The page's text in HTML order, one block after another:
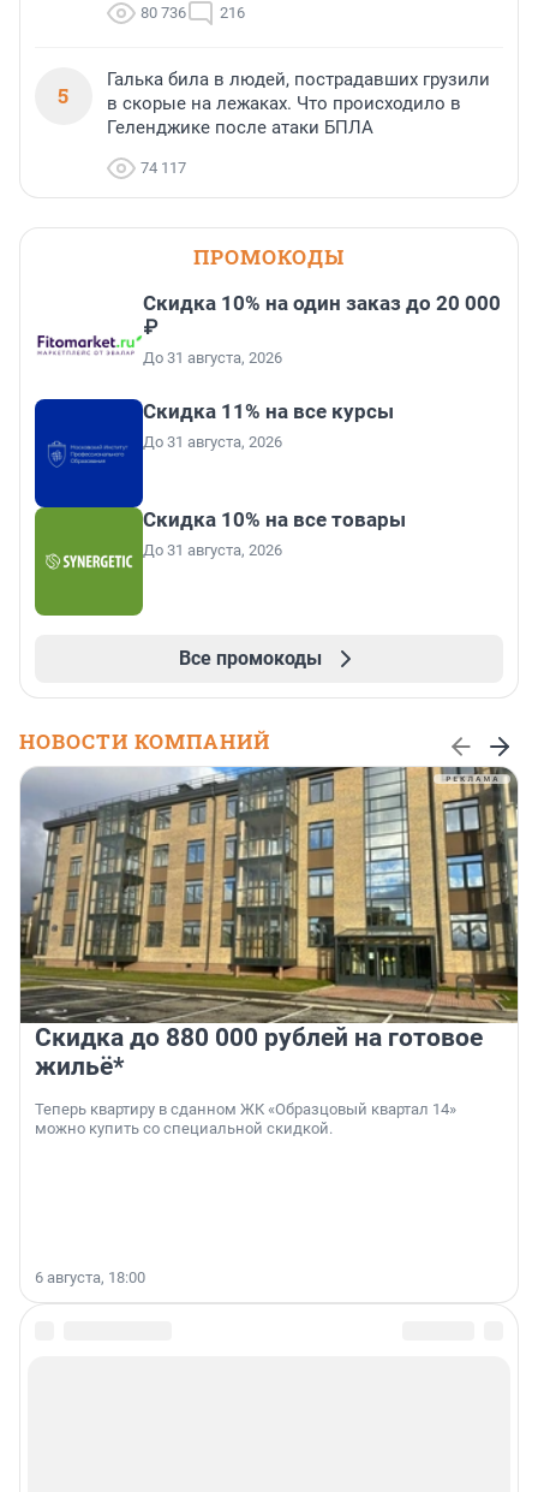
80 736 216
5
Галька била в людей, пострадавших грузили
в скорые на лежаках. Что происходило в
Геленджике после атаки БПЛА
74 117
ПРОМОКОДЫ
Скидка 10% на один заказ до 20 000
₽
До 31 августа, 2026
Скидка 11% на все курсы
До 31 августа, 2026
Скидка 10% на все товары
До 31 августа, 2026
Все промокоды
НОВОСТИ КОМПАНИЙ
Скидка до 880 000 рублей на готовое
жильё*
Теперь квартиру в сданном ЖК «Образцовый квартал 14»
можно купить со специальной скидкой.
6 августа, 18:00